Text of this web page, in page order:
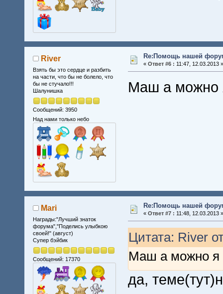
River
Взять бы это сердце и разбить
на части, что бы не болело, что
бы не стучало!!!
Шалунишка
Сообщений: 3950
Над нами только небо
Re:Помощь нашей
« Ответ #6 : 11:47, 12.03.2013 »
Маш а можно
Mari
Награды:"Лучший знаток
форума","Поделись улыбкою
своей!" (август)
Супер бэйбик
Сообщений: 17370
Re:Помощь нашей
« Ответ #7 : 11:48, 12.03.2013 »
Цитата: River
Маш а можно я
да,